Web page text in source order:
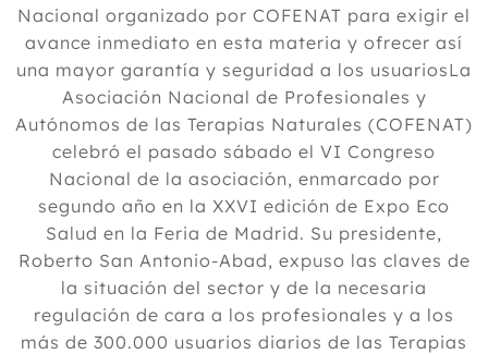
Nacional organizado por COFENAT para exigir el
avance inmediato en esta materia y ofrecer así
una mayor garantía y seguridad a los usuariosLa
Asociación Nacional de Profesionales y
Autónomos de las Terapias Naturales (COFENAT)
celebró el pasado sábado el VI Congreso
Nacional de la asociación, enmarcado por
segundo año en la XXVI edición de Expo Eco
Salud en la Feria de Madrid. Su presidente,
Roberto San Antonio-Abad, expuso las claves de
la situación del sector y de la necesaria
regulación de cara a los profesionales y a los
más de 300.000 usuarios diarios de las Terapias